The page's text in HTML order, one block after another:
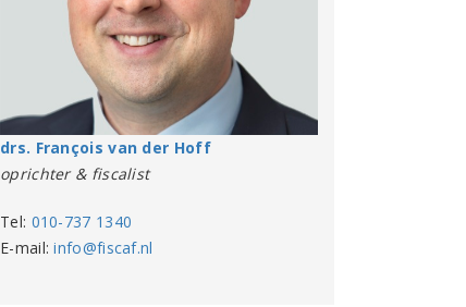
drs. François van der Hoff
oprichter & fiscalist
Tel: 010-737 1340
E-mail:info@fiscaf.nl